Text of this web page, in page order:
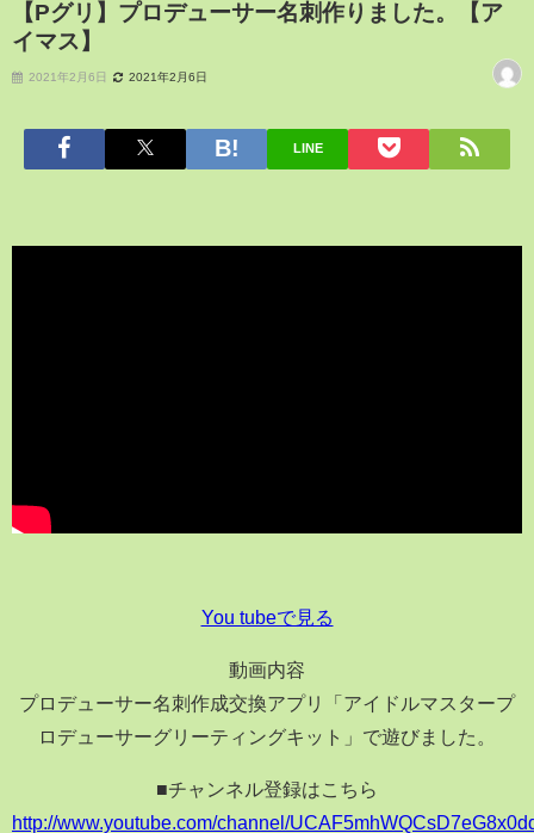
【Pグリ】プロデューサー名刺作りました。【ア
イマス】
2021年2月6日 2021年2月6日
LINE
You tubeで見る
動画内容
プロデューサー名刺作成交換アプリ「アイドルマスタープ
ロデューサーグリーティングキット」で遊びました。
■チャンネル登録はこちら
http://www.youtube.com/channel/